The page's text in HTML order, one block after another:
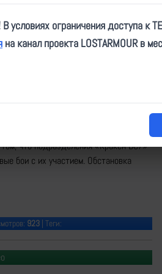
танков и артиллерии в
что подразделения «Кракен ВСУ»*
бои с их участием. Обстановка
923| Теги:
условиях ограничения доступа к
на канал проекта LOSTARMOUR в